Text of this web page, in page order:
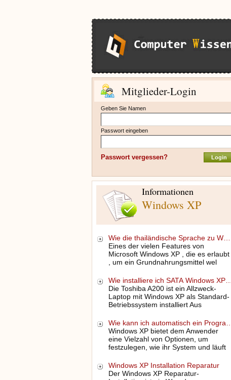
Mitglieder-Login
Geben Sie Namen
Passwort eingeben
Passwort vergessen?
Informationen
Windows XP
Wie die thailändische Sprache zu W…
Eines der vielen Features von
Microsoft Windows XP , die es erlaubt
, um ein Grundnahrungsmittel wel
Wie installiere ich SATA Windows XP…
Die Toshiba A200 ist ein Allzweck-
Laptop mit Windows XP als Standard-
Betriebssystem installiert Aus
Wie kann ich automatisch ein Progra…
Windows XP bietet dem Anwender
eine Vielzahl von Optionen, um
festzulegen, wie ihr System und läuft
Windows XP Installation Reparatur
Der Windows XP Reparatur-